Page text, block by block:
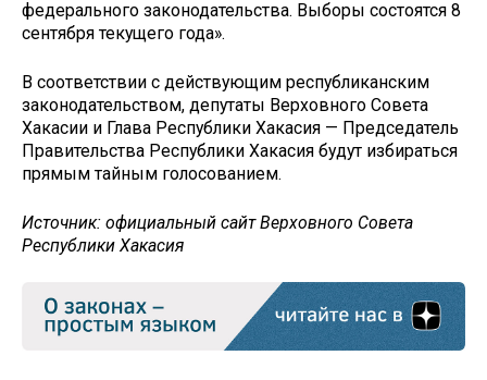
федерального законодательства. Выборы состоятся 8
сентября текущего года».
В соответствии с действующим республиканским
законодательством, депутаты Верховного Совета
Хакасии и Глава Республики Хакасия — Председатель
Правительства Республики Хакасия будут избираться
прямым тайным голосованием.
Источник: официальный сайт Верховного Совета
Республики Хакасия